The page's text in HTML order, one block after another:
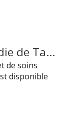
Le PNDS 2019 sur la maladie de Takayasu est maintenant disponible
de soins
disponible